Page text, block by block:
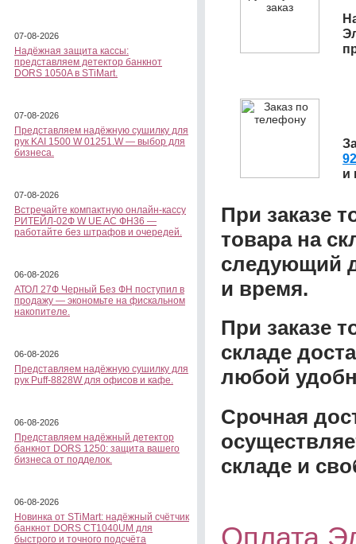
07-08-2026
Надёжная защита кассы:
представляем детектор банкнот
DORS 1050A в STiMart.
07-08-2026
Представляем надёжную сушилку для
рук KAI 1500 W 01251.W — выбор для
бизнеса.
07-08-2026
Встречайте компактную онлайн-кассу
РИТЕЙЛ-02Ф W UE AC ФН36 —
работайте без штрафов и очередей.
06-08-2026
АТОЛ 27Ф Черный Без ФН поступил в
продажу — экономьте на фискальном
накопителе.
06-08-2026
Представляем надёжную сушилку для
рук Puff-8828W для офисов и кафе.
06-08-2026
Представляем надёжный детектор
банкнот DORS 1250: защита вашего
бизнеса от подделок.
06-08-2026
Новинка от STiMart: надёжный счётчик
банкнот DORS CT1040UM для
быстрого и точного подсчёта
и
При заказе
товара на
следующий
и время.
При заказе
складе
любой
Срочная
складе и
Оплата